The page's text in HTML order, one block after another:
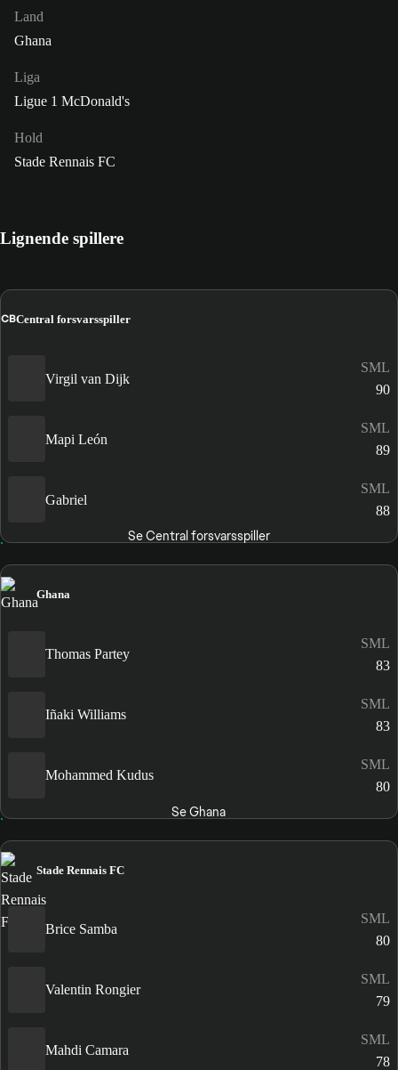
Land
Ghana
Liga
Ligue 1 McDonald's
Hold
Stade Rennais FC
Lignende spillere
CBCentral forsvarsspiller
Virgil van Dijk
SML
90
Mapi León
SML
89
Gabriel
SML
88
Se Central forsvarsspiller
Ghana
Thomas Partey
SML
83
Iñaki Williams
SML
83
Mohammed Kudus
SML
80
Se Ghana
Stade Rennais FC
Brice Samba
SML
80
Valentin Rongier
SML
79
Mahdi Camara
SML
78